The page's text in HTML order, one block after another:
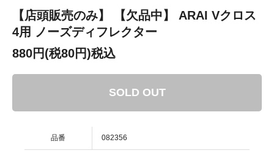
【店頭販売のみ】 【欠品中】 ARAI Vクロス
4用 ノーズディフレクター
880円(税80円)税込
SOLD OUT
品番 082356